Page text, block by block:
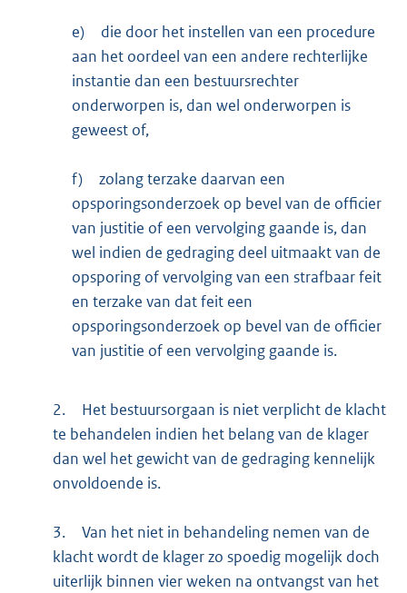
e)
die door het instellen van een procedure
aan het oordeel van een andere rechterlijke
instantie dan een bestuursrechter
onderworpen is, dan wel onderworpen is
geweest of,
f)
zolang terzake daarvan een
opsporingsonderzoek op bevel van de officier
van justitie of een vervolging gaande is, dan
wel indien de gedraging deel uitmaakt van de
opsporing of vervolging van een strafbaar feit
en terzake van dat feit een
opsporingsonderzoek op bevel van de officier
van justitie of een vervolging gaande is.
2.
Het bestuursorgaan is niet verplicht de klacht
te behandelen indien het belang van de klager
dan wel het gewicht van de gedraging kennelijk
onvoldoende is.
3.
Van het niet in behandeling nemen van de
klacht wordt de klager zo spoedig mogelijk doch
uiterlijk binnen vier weken na ontvangst van het